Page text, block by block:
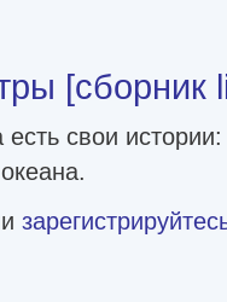
[сборник
свои истории:
[сборник litres]